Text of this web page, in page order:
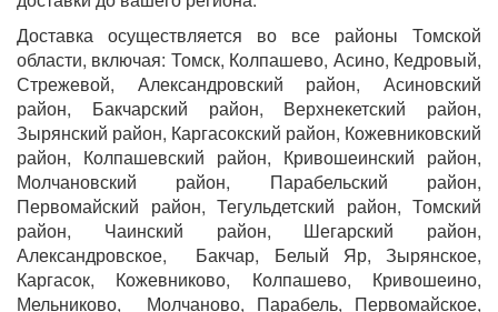
Доставка осуществляется во все районы Томской
области, включая: Томск, Колпашево, Асино, Кедровый,
Стрежевой, Александровский район, Асиновский
район, Бакчарский район, Верхнекетский район,
Зырянский район, Каргасокский район, Кожевниковский
район, Колпашевский район, Кривошеинский район,
Молчановский район, Парабельский район,
Первомайский район, Тегульдетский район, Томский
район, Чаинский район, Шегарский район,
Александровское, Бакчар, Белый Яр, Зырянское,
Каргасок, Кожевниково, Колпашево, Кривошеино,
Мельниково, Молчаново, Парабель, Первомайское,